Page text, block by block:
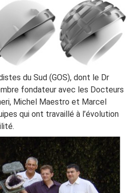
du Sud (GOS), dont le Dr
fondateur avec les Docteurs
Michel Maestro et Marcel
qui ont travaillé à l’évolution